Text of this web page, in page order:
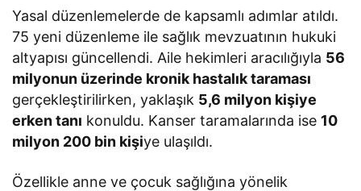
Yasal düzenlemelerde de kapsamlı adımlar atıldı.
75 yeni düzenleme ile sağlık mevzuatının hukuki
altyapısı güncellendi. Aile hekimleri aracılığıyla 56
milyonun üzerinde kronik hastalık taraması
gerçekleştirilirken, yaklaşık 5,6 milyon kişiye
erken tanı konuldu. Kanser taramalarında ise 10
milyon 200 bin kişiye ulaşıldı.
Özellikle anne ve çocuk sağlığına yönelik